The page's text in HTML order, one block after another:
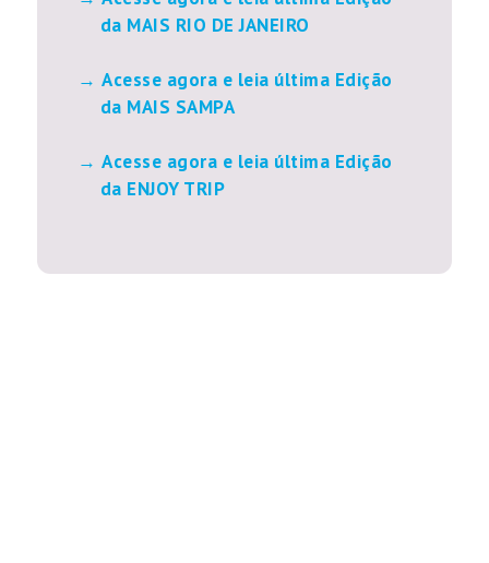
da MAIS RIO DE JANEIRO
Acesse agora e leia última Edição
da MAIS SAMPA
Acesse agora e leia última Edição
da ENJOY TRIP